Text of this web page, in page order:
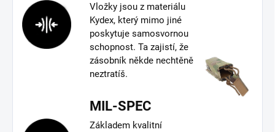
Vložky jsou z materiálu
Kydex, který mimo jiné
poskytuje samosvornou
schopnost. Ta zajistí, že
zásobník někde nechtěně
neztratíš.
MIL-SPEC
Základem kvalitní